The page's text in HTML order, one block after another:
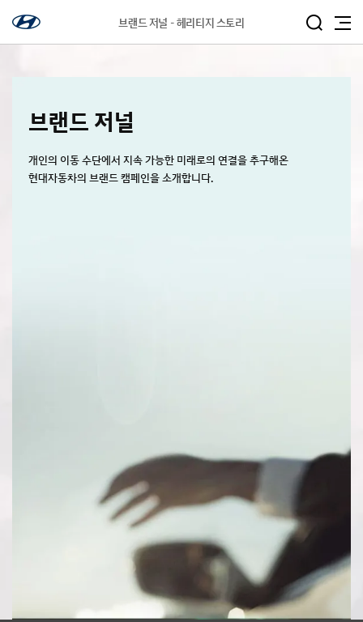
브랜드 저널 - 헤리티지 스토리
브랜드 저널
개인의 이동 수단에서 지속 가능한 미래로의 연결을 추구해온
현대자동차의 브랜드 캠페인을 소개합니다.